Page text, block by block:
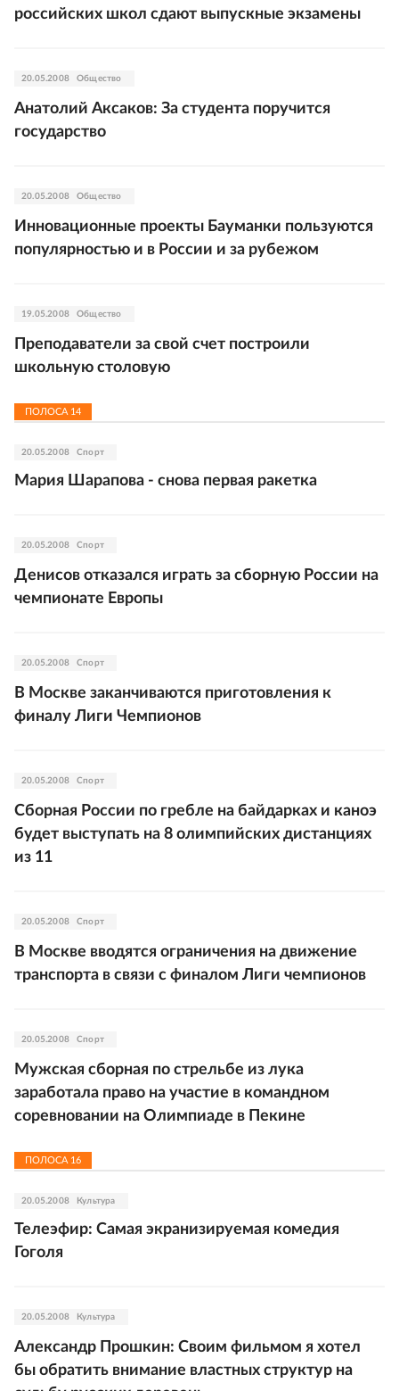
российских школ сдают выпускные экзамены
20.05.2008 Общество
Анатолий Аксаков: За студента поручится
государство
20.05.2008 Общество
Инновационные проекты Бауманки пользуются
популярностью и в России и за рубежом
19.05.2008 Общество
Преподаватели за свой счет построили
школьную столовую
ПОЛОСА 14
20.05.2008 Спорт
Мария Шарапова - снова первая ракетка
20.05.2008 Спорт
Денисов отказался играть за сборную России на
чемпионате Европы
20.05.2008 Спорт
В Москве заканчиваются приготовления к
финалу Лиги Чемпионов
20.05.2008 Спорт
Сборная России по гребле на байдарках и каноэ
будет выступать на 8 олимпийских дистанциях
из 11
20.05.2008 Спорт
В Москве вводятся ограничения на движение
транспорта в связи с финалом Лиги чемпионов
20.05.2008 Спорт
Мужская сборная по стрельбе из лука
заработала право на участие в командном
соревновании на Олимпиаде в Пекине
ПОЛОСА 16
20.05.2008 Культура
Телеэфир: Самая экранизируемая комедия
Гоголя
20.05.2008 Культура
Александр Прошкин: Своим фильмом я хотел
бы обратить внимание властных структур на